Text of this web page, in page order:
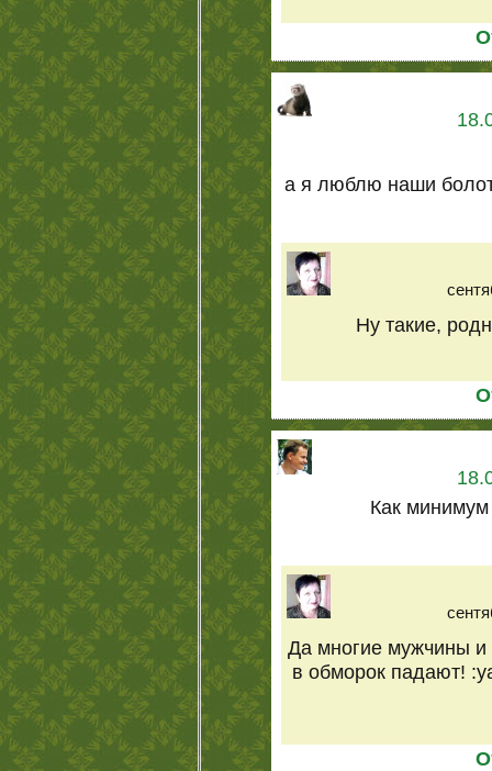
а я люблю наши
Ну такие,
Как
Да многие мужчины
в обморок падают!